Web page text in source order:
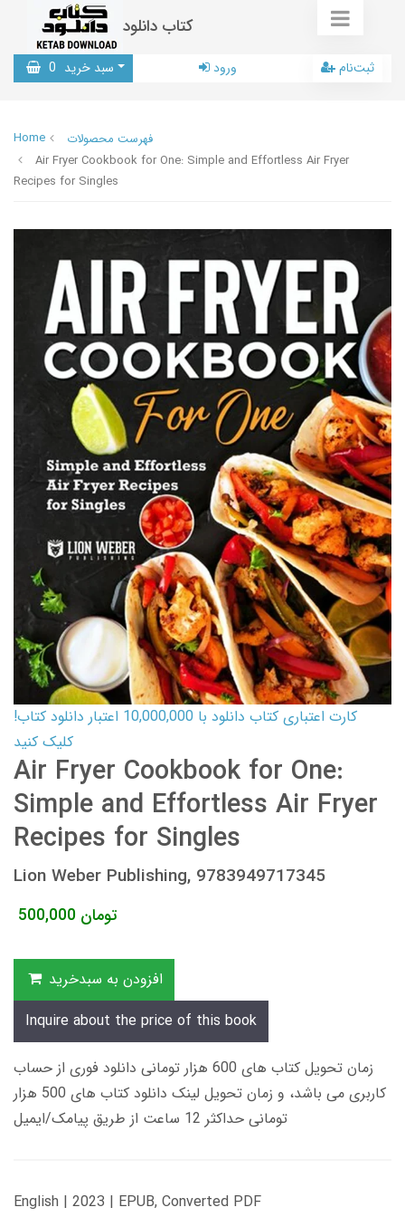
کتاب دانلود
سبد خرید 0 ورود ثبت‌نام
Home
فهرست محصولات
Air Fryer Cookbook for One: Simple and Effortless Air Fryer
Recipes for Singles
کارت اعتباری کتاب دانلود با 10,000,000 اعتبار دانلود کتاب!
کلیک کنید
Air Fryer Cookbook for One:
Simple and Effortless Air Fryer
Recipes for Singles
Lion Weber Publishing, 9783949717345
500,000 تومان
افزودن به سبدخرید
Inquire about the price of this book
زمان تحویل کتاب های 600 هزار تومانی دانلود فوری از حساب
کاربری می باشد، و زمان تحویل لینک دانلود کتاب های 500 هزار
تومانی حداکثر 12 ساعت از طریق پیامک/ایمیل
English | 2023 | EPUB, Converted PDF